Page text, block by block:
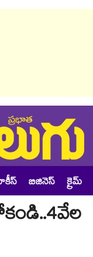
బిజినెస్ క్రైమ్